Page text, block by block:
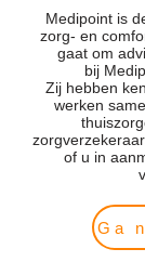
Medipoint is
zorg- en
gaat om
bij
Zij hebben
werken
of u in